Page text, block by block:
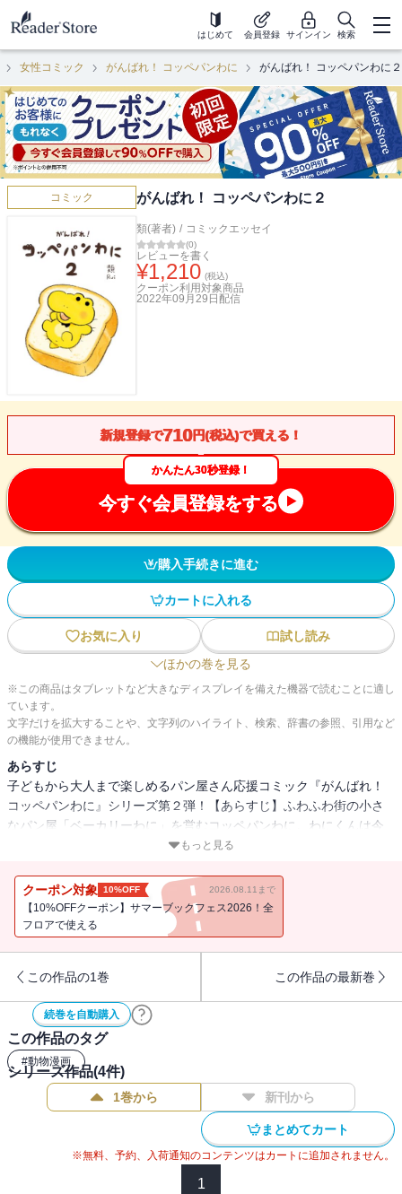
はじめて 会員登録 サインイン 検索
女性コミック がんばれ！ コッペパンわに がんばれ！ コッペパンわに２
コミック がんばれ！ コッペパンわに２
類(著者) / コミックエッセイ
(0)
レビューを書く
¥1,210 (税込)
クーポン利用対象商品
2022年09月29日 配信
新規登録で710円(税込)で買える！
かんたん30秒登録！
今すぐ会員登録をする
購入手続きに進む
カートに入れる
お気に入り
試し読み
ほかの巻を見る
※この商品はタブレットなど大きなディスプレイを備えた機器で読むことに適し
ています。
文字だけを拡大することや、文字列のハイライト、検索、辞書の参照、引用など
の機能が使用できません。
あらすじ
子どもから大人まで楽しめるパン屋さん応援コミック『がんばれ！
コッペパンわに』シリーズ第２弾！【あらすじ】ふわふわ街の小さ
なパン屋「ベーカリーわに」を営むコッペパンわに。わにくんは今
日もお店に来るさまざまなお客さんのために奮闘中。ふわふわ街の
お楽しみください。また、物語の各所に登場するユニークでかわい
いパンにも注目です。「シナモリス＆コロちゃんのお仕事スピンオ
フ」や「ふわふわ街の町おこし」、「わにくんの里帰り」など単行
もっと見る
クーポン対象 10%OFF 2026.08.11まで
【10%OFFクーポン】サマーブックフェス2026！全
フロアで使える
この作品の1巻 この作品の最新巻
続巻を自動購入
この作品のタグ
#動物漫画
シリーズ作品(4件)
1巻から 新刊から
まとめてカート
※無料、予約、入荷通知のコンテンツはカートに追加されません。
1